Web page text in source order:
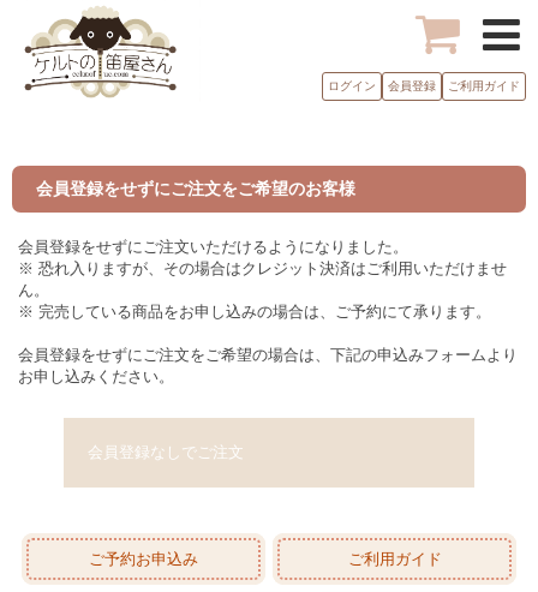
ログイン 会員登録 ご利用ガイド
会員登録をせずにご注文をご希望のお客様
会員登録をせずにご注文いただけるようになりました。
※ 恐れ入りますが、その場合はクレジット決済はご利用いただけませ
ん。
※ 完売している商品をお申し込みの場合は、ご予約にて承ります。
会員登録をせずにご注文をご希望の場合は、下記の申込みフォームより
お申し込みください。
会員登録なしでご注文
ご予約お申込み ご利用ガイド